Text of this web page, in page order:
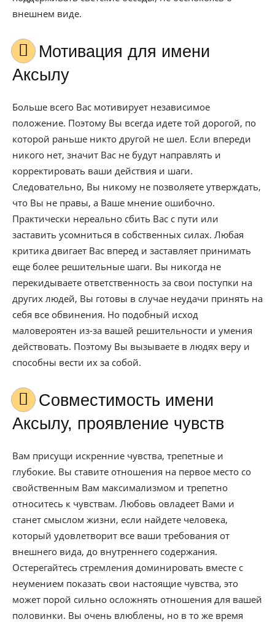
внешнем виде.
Мотивация для имени
Аксылу
Больше всего Вас мотивирует независимое
положение. Поэтому Вы всегда идете той дорогой, по
которой раньше никто другой не шел. Если впереди
никого нет, значит Вас не будут направлять и
корректировать ваши действия и шаги.
Следовательно, Вы никому не позволяете утверждать,
что Вы не правы, а Ваше мнение ошибочно.
Практически нереально сбить Вас с пути или
заставить усомниться в собственных силах. Любая
критика двигает Вас вперед и заставляет принимать
еще более решительные шаги. Вы никогда не
перекидываете ответственность за свои поступки на
других людей, Вы готовы в случае неудачи принять на
себя все обвинения. Но подобный исход
маловероятен из-за вашей решительности и умения
действовать. Поэтому Вы вызываете в людях веру и
способны вести их за собой.
Совместимость имени
Аксылу, проявление чувств
Вам присущи искренние чувства, трепетные и
глубокие. Вы ставите отношения на первое место со
свойственным Вам максимализмом и трепетно
относитесь к чувствам. Любовь овладеет Вами и
станет смыслом жизни, если найдете человека,
который удовлетворит все ваши требования от
внешнего вида, до внутреннего содержания.
Остерегайтесь стремления доминировать вместе с
неумением показать свои настоящие чувства, это
может порой сильно осложнять отношения для вашей
половинки. Вы очень влюблены, но в то же время